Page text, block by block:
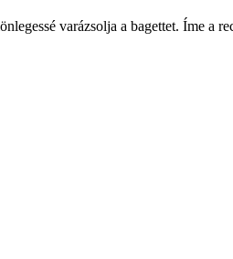
varázsolja a bagettet. Íme a